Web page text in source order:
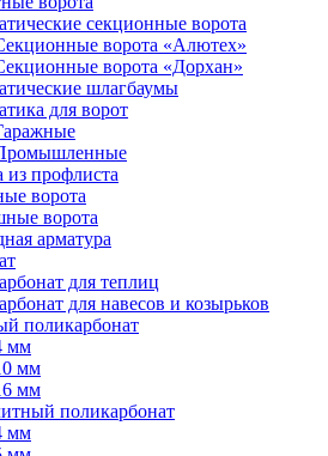
секционные ворота
ворота «Алютех»
ворота «Дорхан»
шлагбаумы
для ворот
из профлиста
ворота
ворота
арматура
для теплиц
для навесов и козырьков
поликарбонат
мм
мм
мм
поликарбонат
мм